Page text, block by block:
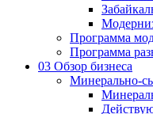
Программа
Программа
03 Обзор бизнеса
Минерально-